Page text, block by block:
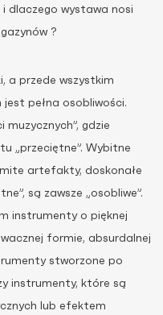
i dlaczego wystawa nosi
?
a przede wszystkim
pełna osobliwości.
gdzie
„przeciętne”. Wybitne
artefakty, doskonałe
są zawsze „osobliwe”.
instrumenty o pięknej
formie, absurdalnej
stworzone po
instrumenty, które są
lub efektem